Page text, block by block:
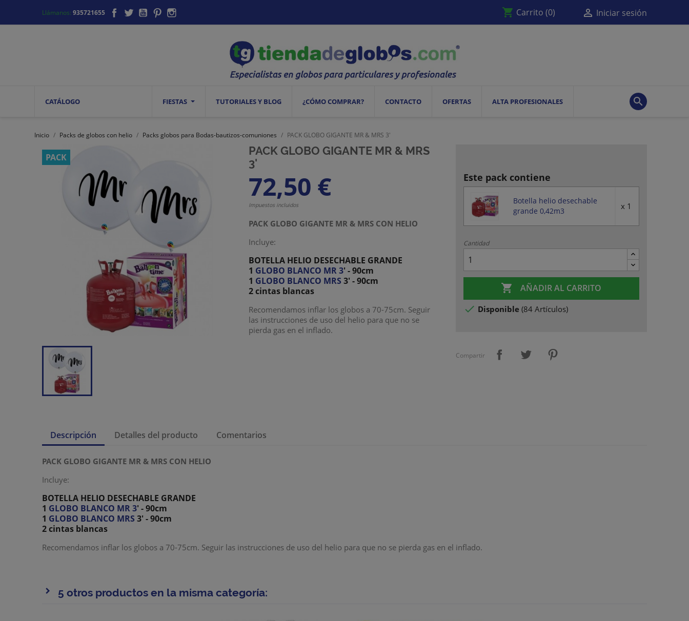
Llámanos:935721655 Facebook
TwitterYouTubePinterest shopping_cart Carrito (0)  Iniciar sesión
CATÁLOGO FIESTAS TUTORIALES Y BLOG ¿CÓMO COMPRAR? CONTACTO OFERTAS ALTA PROFESIONALES 
Inicio Packs de globos con helio Packs globos para Bodas-bautizos-comuniones PACK GLOBO GIGANTE MR & MRS 3'
PACK
PACK GLOBO GIGANTE MR & MRS
3'
72,50 €
Impuestos incluidos
PACK GLOBO GIGANTE MR & MRS CON HELIO
Incluye:
BOTELLA HELIO DESECHABLE GRANDE
1 GLOBO BLANCO MR 3' - 90cm
1 GLOBO BLANCO MRS 3' - 90cm
2 cintas blancas
Recomendamos inflar los globos a 70-75cm. Seguir
las instrucciones de uso del helio para que no se
pierda gas en el inflado.
Este pack contiene
Botella helio desechable
grande 0,42m3
x 1
Cantidad
 AÑADIR AL CARRITO
 Disponible (84 Artículos)
Compartir
Descripción Detalles del producto Comentarios
PACK GLOBO GIGANTE MR & MRS CON HELIO
Incluye:
BOTELLA HELIO DESECHABLE GRANDE
1 GLOBO BLANCO MR 3' - 90cm
1 GLOBO BLANCO MRS 3' - 90cm
2 cintas blancas
Recomendamos inflar los globos a 70-75cm. Seguir las instrucciones de uso del helio para que no se pierda gas en el inflado.
5 otros productos en la misma categoría: